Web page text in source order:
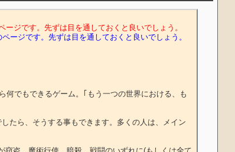
ジです。先ずは目を通しておくと良いでしょう。
ジです。先ずは目を通しておくと良いでしょう。